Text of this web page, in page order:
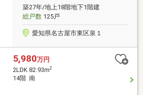
お気軽にお問い合わせください。
築27年/地上18階地下1階建
総戸数125戸
愛知県名古屋市東区泉１
5,980万円
2LDK 82.93m2
14階 南